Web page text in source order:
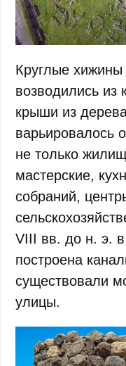
Круглые
возводились из
крыши из
варьировалось
не только
мастерские,
собраний,
VIII вв. до н. э.
построена
существовали
улицы.